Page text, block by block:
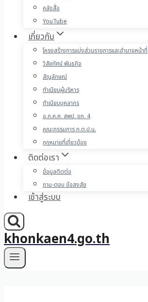
คลังสื่อ
YouTube
เกี่ยวกับ
โครงสร้างการแบ่งส่วนราชการและอำนาจหน้าที่
วิสัยทัศน์ พันธกิจ
สัญลักษณ์
ทำเนียบผู้บริหาร
ทำเนียบบุคลากร
อ.ก.ค.ศ. สพป. ขก. 4
คณะกรรมการ ก.ต.ป.น.
กฎหมายที่เกี่ยวข้อง
ติดต่อเรา
ข้อมูลติดต่อ
ถาม-ตอบ ข้อสงสัย
เข้าสู่ระบบ
khonkaen4.go.th